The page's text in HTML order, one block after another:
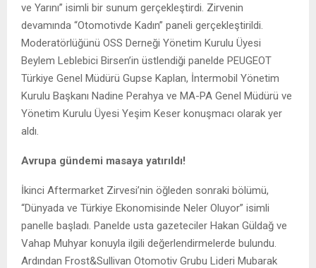
ve Yarını” isimli bir sunum gerçekleştirdi. Zirvenin
devamında “Otomotivde Kadın” paneli gerçekleştirildi.
Moderatörlüğünü OSS Derneği Yönetim Kurulu Üyesi
Beylem Leblebici Birsen’in üstlendiği panelde PEUGEOT
Türkiye Genel Müdürü Gupse Kaplan, İntermobil Yönetim
Kurulu Başkanı Nadine Perahya ve MA-PA Genel Müdürü ve
Yönetim Kurulu Üyesi Yeşim Keser konuşmacı olarak yer
aldı.
Avrupa gündemi masaya yatırıldı!
İkinci Aftermarket Zirvesi’nin öğleden sonraki bölümü,
“Dünyada ve Türkiye Ekonomisinde Neler Oluyor” isimli
panelle başladı. Panelde usta gazeteciler Hakan Güldağ ve
Vahap Muhyar konuyla ilgili değerlendirmelerde bulundu.
Ardından Frost&Sullivan Otomotiv Grubu Lideri Mubarak